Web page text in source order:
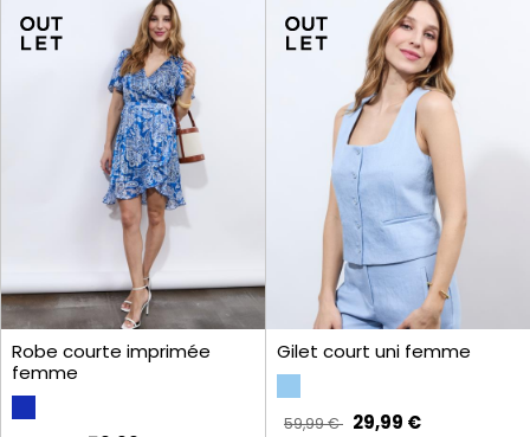
Robe courte imprimée
femme
Gilet court uni femme
59,99 € 29,99 €